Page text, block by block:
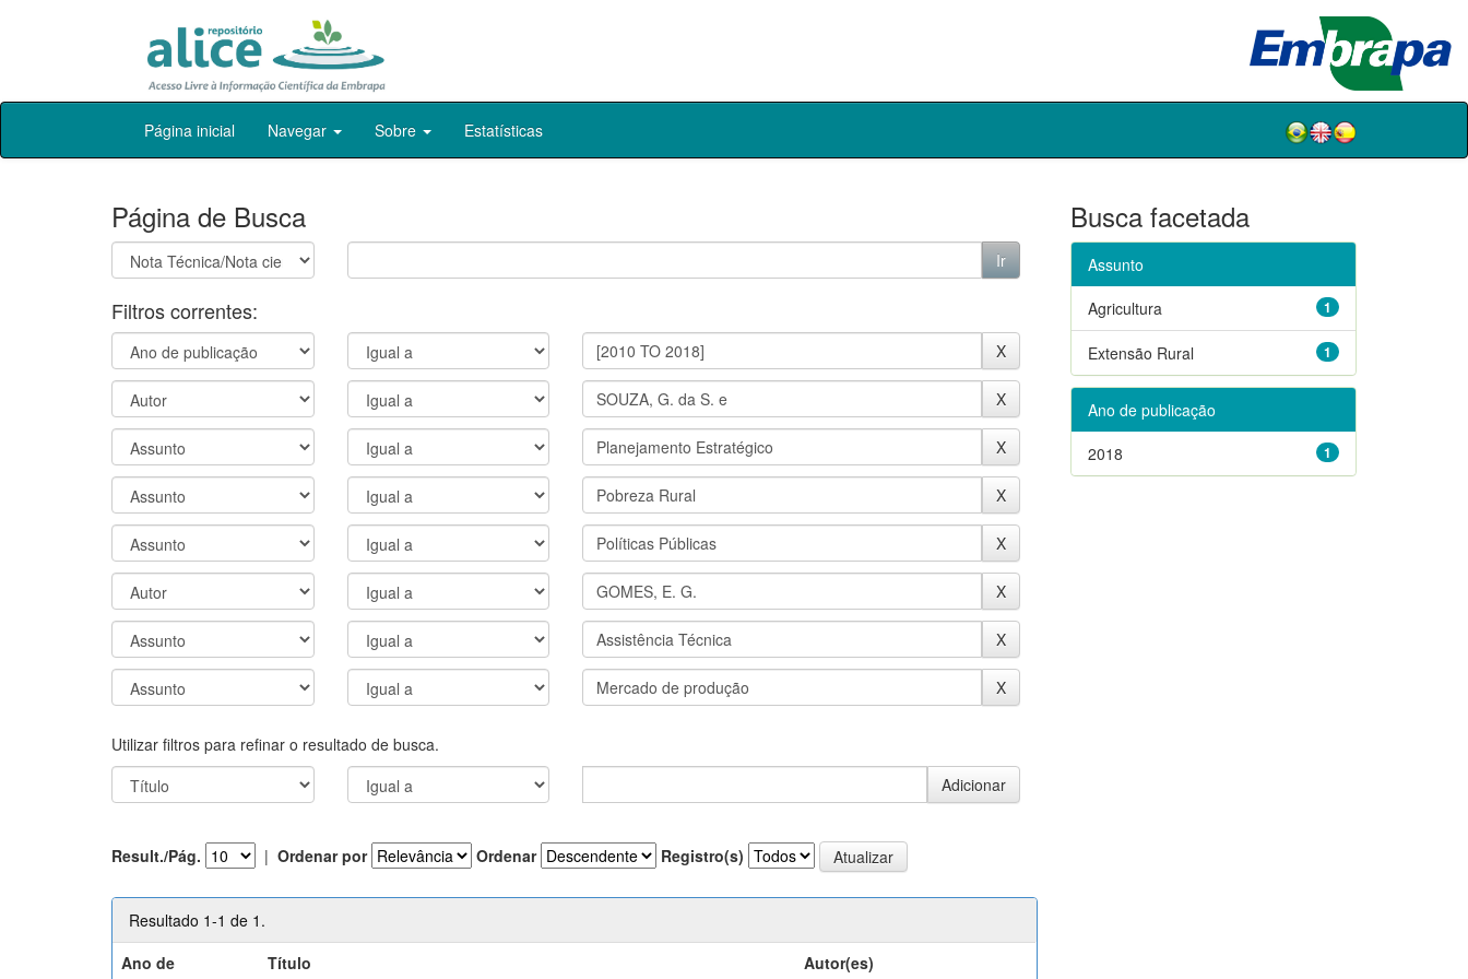
Skip
Página inicial Navegar Sobre Estatísticas
Página de Busca
Filtros correntes:
Utilizar filtros para refinar o resultado de busca.
Result./Pág. | Ordenar por Ordenar Registro(s)
Resultado 1-1 de 1.
Ano de
Título Autor(es)
Busca facetada
Assunto
1
Agricultura
1
Extensão Rural
Ano de publicação
1
2018